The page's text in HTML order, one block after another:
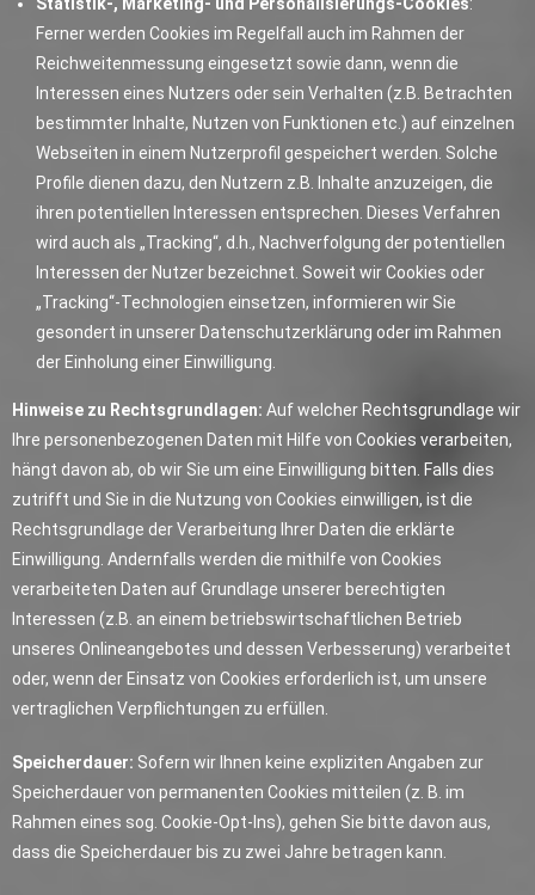
Ferner werden Cookies im Regelfall auch im Rahmen der
Reichweitenmessung eingesetzt sowie dann, wenn die
Interessen eines Nutzers oder sein Verhalten (z.B. Betrachten
bestimmter Inhalte, Nutzen von Funktionen etc.) auf einzelnen
Webseiten in einem Nutzerprofil gespeichert werden. Solche
Profile dienen dazu, den Nutzern z.B. Inhalte anzuzeigen, die
ihren potentiellen Interessen entsprechen. Dieses Verfahren
wird auch als „Tracking“, d.h., Nachverfolgung der potentiellen
Interessen der Nutzer bezeichnet. Soweit wir Cookies oder
„Tracking“-Technologien einsetzen, informieren wir Sie
gesondert in unserer Datenschutzerklärung oder im Rahmen
der Einholung einer Einwilligung.
Hinweise zu Rechtsgrundlagen: Auf welcher Rechtsgrundlage wir
Ihre personenbezogenen Daten mit Hilfe von Cookies verarbeiten,
hängt davon ab, ob wir Sie um eine Einwilligung bitten. Falls dies
zutrifft und Sie in die Nutzung von Cookies einwilligen, ist die
Rechtsgrundlage der Verarbeitung Ihrer Daten die erklärte
Einwilligung. Andernfalls werden die mithilfe von Cookies
verarbeiteten Daten auf Grundlage unserer berechtigten
Interessen (z.B. an einem betriebswirtschaftlichen Betrieb
unseres Onlineangebotes und dessen Verbesserung) verarbeitet
oder, wenn der Einsatz von Cookies erforderlich ist, um unsere
vertraglichen Verpflichtungen zu erfüllen.
Speicherdauer: Sofern wir Ihnen keine expliziten Angaben zur
Speicherdauer von permanenten Cookies mitteilen (z. B. im
Rahmen eines sog. Cookie-Opt-Ins), gehen Sie bitte davon aus,
dass die Speicherdauer bis zu zwei Jahre betragen kann.